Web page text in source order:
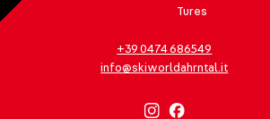
Tures
+39 0474 686549
info@skiworldahrntal.it